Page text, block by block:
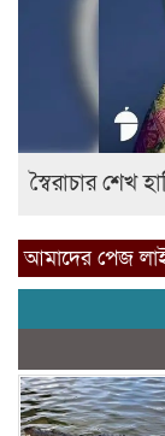
স্বৈরাচার শেখ
আমাদের পেজ